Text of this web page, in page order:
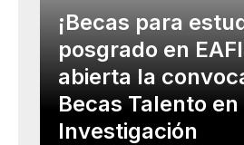
¡Becas para
posgrado en
abierta la
Becas Talento en
Investigación